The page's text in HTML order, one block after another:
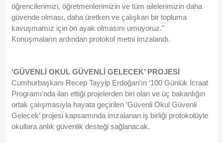
öğrencilerimizi, öğretmenlerimizin ve tüm ailelerimizin daha
güvende olması, daha üretken ve çalışkan bir topluma
kavuşmamız için ön ayak olmasını umuyoruz."
Konuşmaların ardından protokol metni imzalandı.
‘GÜVENLİ OKUL GÜVENLİ GELECEK’ PROJESİ
Cumhurbaşkanı Recep Tayyip Erdoğan’ın ‘100 Günlük İcraat
Programı’nda ilan ettiği projelerden biri olan ve üç bakanlığın
ortak çalışmasıyla hayata geçirilen ‘Güvenli Okul Güvenli
Gelecek’ projesi kapsamında imzalanan iş birliği protokolüyle
okullara anlık güvenlik desteği sağlanacak.